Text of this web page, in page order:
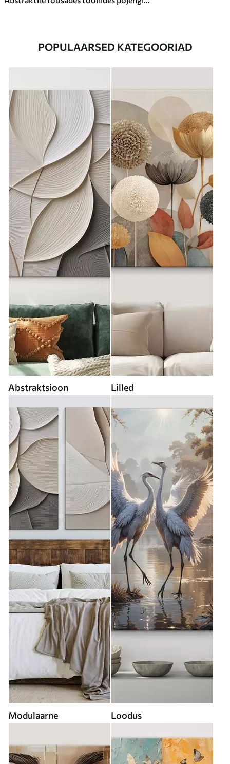
POPULAARSED KATEGOORIAD
Abstraktsioon Lilled
Modulaarne Loodus